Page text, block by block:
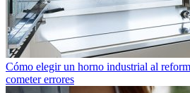
Cómo elegir un horno industrial al
cometer errores